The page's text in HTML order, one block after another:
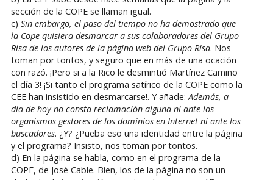
sección de la COPE se llaman igual.
c) Sin embargo, el paso del tiempo no ha demostrado que
la Cope quisiera desmarcar a sus colaboradores del Grupo
Risa de los autores de la página web del Grupo Risa. Nos
toman por tontos, y seguro que en más de una ocación
con razó. ¡Pero si a la Rico le desmintió Martínez Camino
el día 3! ¡Si tanto el programa satírico de la COPE como la
CEE han insistido en desmarcarse!. Y añade:Además, a
día de hoy no consta reclamación alguna ni ante los
organismos gestores de los dominios en Internet ni ante los
buscadores. ¿Y? ¿Pueba eso una identidad entre la página
y el programa? Insisto, nos toman por tontos.
d) En la página se habla, como en el programa de la
COPE, de José Cable. Bien, los de la página no son un